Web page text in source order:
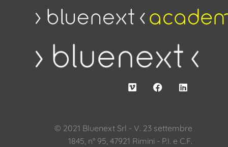
© 2021 Bluenext Srl - V. 23 settembre
1845, n° 95, 47921 Rimini - P.I. e C.F.